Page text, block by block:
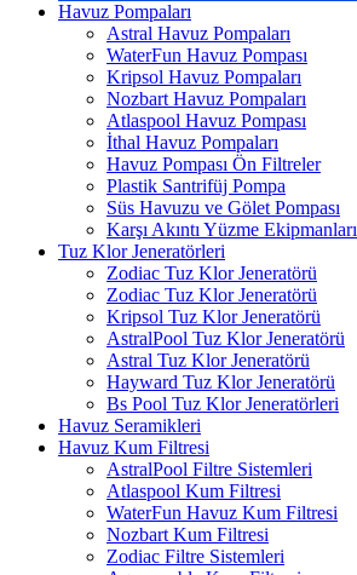
Havuz Pompaları
Astral Havuz Pompaları
WaterFun Havuz Pompası
Kripsol Havuz Pompaları
Nozbart Havuz Pompaları
Atlaspool Havuz Pompası
İthal Havuz Pompaları
Havuz Pompası Ön Filtreler
Plastik Santrifüj Pompa
Süs Havuzu ve Gölet Pompası
Karşı Akıntı Yüzme Ekipmanları
Tuz Klor Jeneratörleri
Zodiac Tuz Klor Jeneratörü
Zodiac Tuz Klor Jeneratörü
Kripsol Tuz Klor Jeneratörü
AstralPool Tuz Klor Jeneratörü
Astral Tuz Klor Jeneratörü
Hayward Tuz Klor Jeneratörü
Bs Pool Tuz Klor Jeneratörleri
Havuz Seramikleri
Havuz Kum Filtresi
AstralPool Filtre Sistemleri
Atlaspool Kum Filtresi
WaterFun Havuz Kum Filtresi
Nozbart Kum Filtresi
Zodiac Filtre Sistemleri